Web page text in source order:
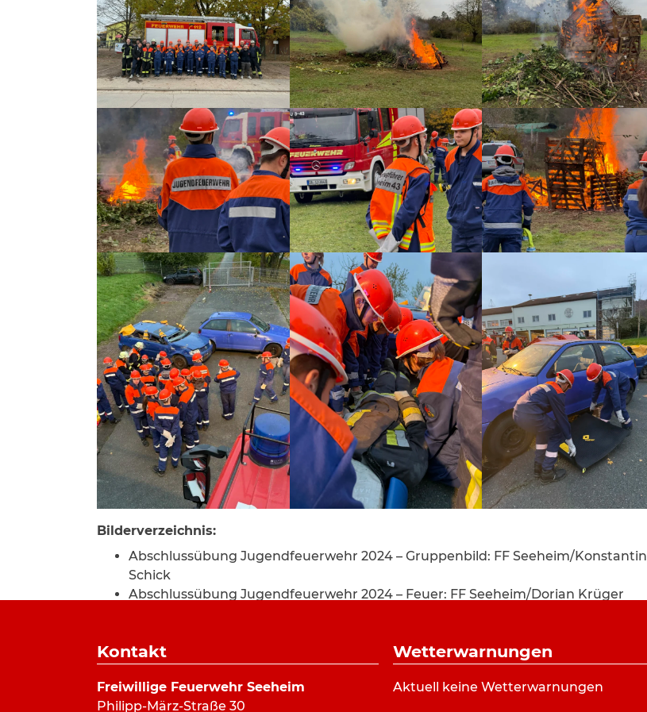
Bilderverzeichnis:
Abschlussübung Jugendfeuerwehr 2024 – Gruppenbild: FF Seeheim/Konstantin
Schick
Abschlussübung Jugendfeuerwehr 2024 – Feuer: FF Seeheim/Dorian Krüger
Abschlussübung Jugendfeuerwehr 2024 – Löschen: FF Seeheim/Dorian Krüger
Krüger
Abschlussübung Jugendfeuerwehr 2024 – Vorbereitung zum Löschen: FF
Kontakt
Freiwillige Feuerwehr Seeheim
Philipp-März-Straße 30
Wetterwarnungen
Aktuell keine Wetterwarnungen